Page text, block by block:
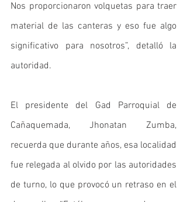
Nos proporcionaron volquetas para traer
material de las canteras y eso fue algo
significativo para nosotros”, detalló la
autoridad.
El presidente del Gad Parroquial de
Cañaquemada, Jhonatan Zumba,
recuerda que durante años, esa localidad
fue relegada al olvido por las autoridades
de turno, lo que provocó un retraso en el